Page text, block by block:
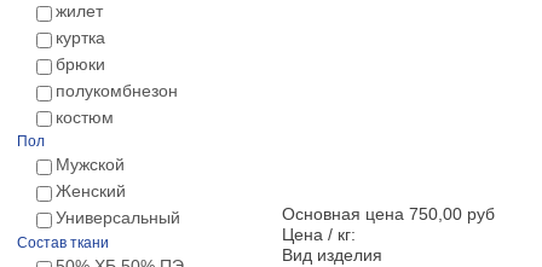
жилет
куртка
брюки
полукомбнезон
костюм
Пол
Мужской
Женский
Универсальный
Состав ткани
Основная цена 750,00 руб
Цена / кг:
Вид изделия